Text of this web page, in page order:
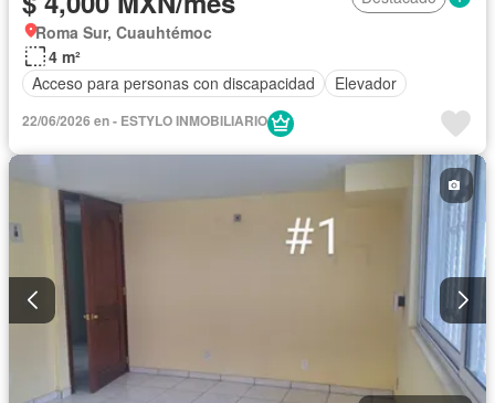
Roma Sur, Cuauhtémoc
4 m²
Acceso para personas con discapacidad
Elevador
22/06/2026 en - ESTYLO INMOBILIARIO